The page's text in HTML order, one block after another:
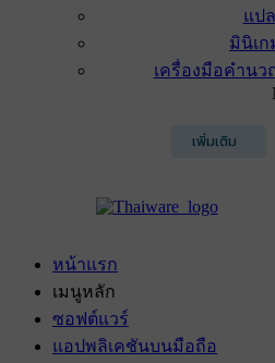
แป
มินิเ
เครื่องมือคำน
เพิ่มเติม
หน้าแรก
เมนูหลัก
ซอฟต์แวร์
แอปพลิเคชันบนมือถือ